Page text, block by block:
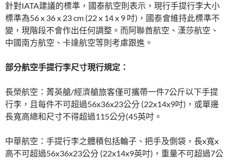
針對IATA建議的標準，國泰航空則表示，現行手提行李大小
標準為56 x 36 x 23 cm (22 x 14 x 9 吋)，國泰會維持此標準不
變，現階段不會作出任何調整。而阿聯酋航空、漢莎航空、
中國南方航空、卡達航空等則考慮跟進。
部分航空手提行李尺寸現行規定：
長榮航空：菁英艙/經濟艙旅客僅可攜帶一件7公斤以下手提
行李，且每件不可超過56x36x23公分 (22x14x9吋)，或單邊
長寬高總和尺寸不得超過115公分(45英吋。
中華航空：手提行李之體積包括輪子、把手及側袋，長x寬x
高不可超過56x36x23公分 (22x14x9英吋)，重量不可超過7公